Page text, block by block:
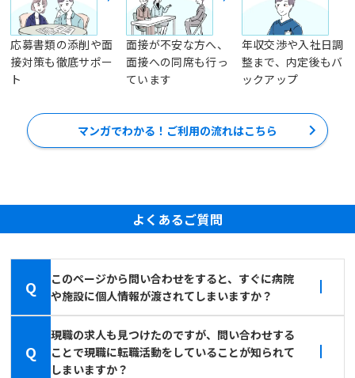
応募書類の添削や面
接対策も徹底サポー
ト
面接が不安な方へ、
面接への同席も行っ
ています
年収交渉や入社日調
整まで、内定後もバ
ックアップ
マンガでわかる！ご利用の流れはこちら
よくあるご質問
Q
このページから問い合わせをすると、すぐに病院
や施設に個人情報が渡されてしまいますか？
Q
現職の求人も見つけたのですが、問い合わせする
ことで現職に転職活動をしていることが知られて
しまいますか？